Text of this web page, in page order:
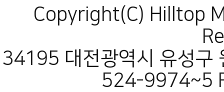
Copyright(C) Hilltop
34195 대전광역시 유성구
524-9974~5